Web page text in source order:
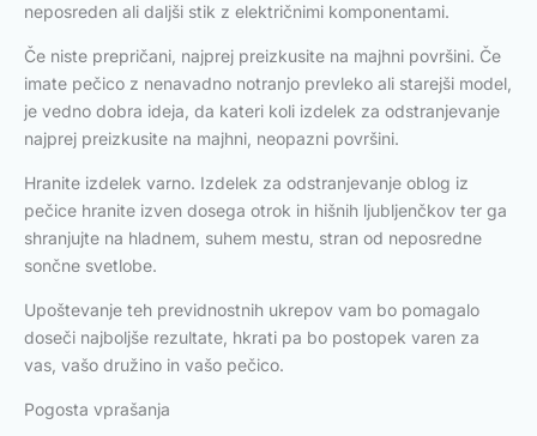
neposreden ali daljši stik z električnimi komponentami.
Če niste prepričani, najprej preizkusite na majhni površini. Če
imate pečico z nenavadno notranjo prevleko ali starejši model,
je vedno dobra ideja, da kateri koli izdelek za odstranjevanje
najprej preizkusite na majhni, neopazni površini.
Hranite izdelek varno. Izdelek za odstranjevanje oblog iz
pečice hranite izven dosega otrok in hišnih ljubljenčkov ter ga
shranjujte na hladnem, suhem mestu, stran od neposredne
sončne svetlobe.
Upoštevanje teh previdnostnih ukrepov vam bo pomagalo
doseči najboljše rezultate, hkrati pa bo postopek varen za
vas, vašo družino in vašo pečico.
Pogosta vprašanja